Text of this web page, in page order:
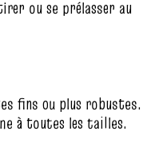
ou se prélasser au
fins ou plus robustes.
à toutes les tailles.